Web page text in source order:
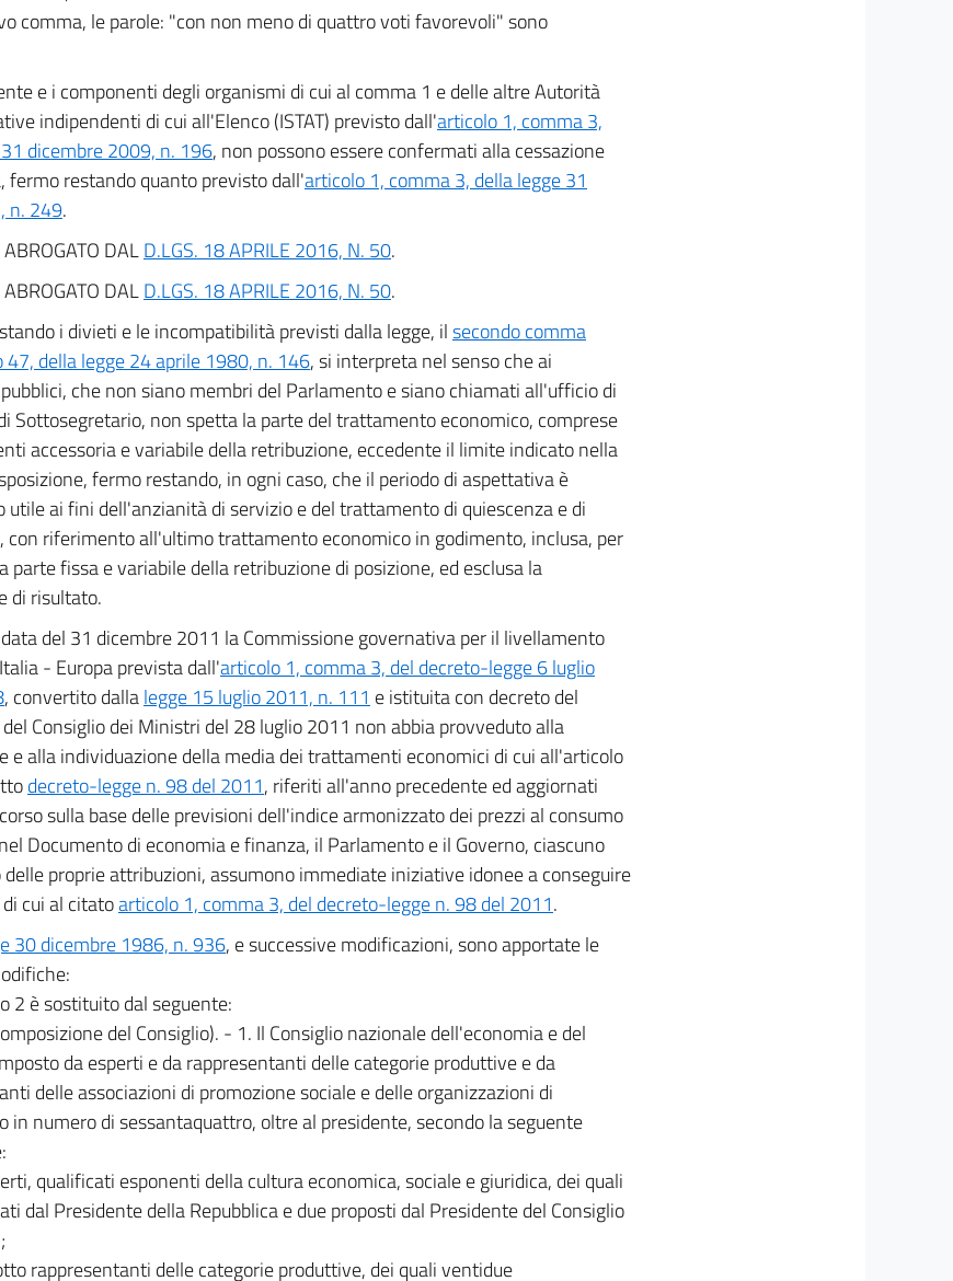
comma, le parole: "con non meno di quattro voti favorevoli" sono
e i componenti degli organismi di cui al comma 1 e delle altre Autorità
indipendenti di cui all'Elenco (ISTAT) previsto dall'articolo 1, comma 3,
dicembre 2009, n. 196, non possono essere confermati alla cessazione
fermo restando quanto previsto dall'articolo 1, comma 3, della legge 31
n. 249.
DALD.LGS. 18 APRILE 2016, N. 50.
DALD.LGS. 18 APRILE 2016, N. 50.
i divieti e le incompatibilità previsti dalla legge, ilsecondo comma
47, della legge 24 aprile 1980, n. 146, si interpreta nel senso che ai
che non siano membri del Parlamento e siano chiamati all'ufficio di
Sottosegretario, non spetta la parte del trattamento economico, comprese
accessoria e variabile della retribuzione, eccedente il limite indicato nella
fermo restando, in ogni caso, che il periodo di aspettativa è
utile ai fini dell'anzianità di servizio e del trattamento di quiescenza e di
con riferimento all'ultimo trattamento economico in godimento, inclusa, per
parte fissa e variabile della retribuzione di posizione, ed esclusa la
di risultato.
del 31 dicembre 2011 la Commissione governativa per il livellamento
- Europa prevista dall'articolo 1, comma 3, del decreto-legge 6 luglio
, convertito dallalegge 15 luglio 2011, n. 111 e istituita con decreto del
Consiglio dei Ministri del 28 luglio 2011 non abbia provveduto alla
e alla individuazione della media dei trattamenti economici di cui all'articolo
decreto-legge n. 98 del 2011, riferiti all'anno precedente ed aggiornati
sulla base delle previsioni dell'indice armonizzato dei prezzi al consumo
Documento di economia e finanza, il Parlamento e il Governo, ciascuno
proprie attribuzioni, assumono immediate iniziative idonee a conseguire
cui al citatoarticolo 1, comma 3, del decreto-legge n. 98 del 2011.
30 dicembre 1986, n. 936, e successive modificazioni, sono apportate le
2 è sostituito dal seguente:
del Consiglio). - 1. Il Consiglio nazionale dell'economia e del
da esperti e da rappresentanti delle categorie produttive e da
delle associazioni di promozione sociale e delle organizzazioni di
in numero di sessantaquattro, oltre al presidente, secondo la seguente
qualificati esponenti della cultura economica, sociale e giuridica, dei quali
dal Presidente della Repubblica e due proposti dal Presidente del Consiglio
rappresentanti delle categorie produttive, dei quali ventidue